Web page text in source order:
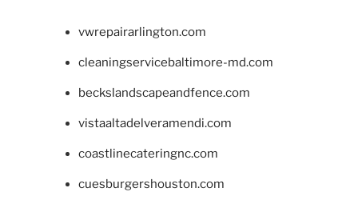
vwrepairarlington.com
cleaningservicebaltimore-md.com
beckslandscapeandfence.com
vistaaltadelveramendi.com
coastlinecateringnc.com
cuesburgershouston.com